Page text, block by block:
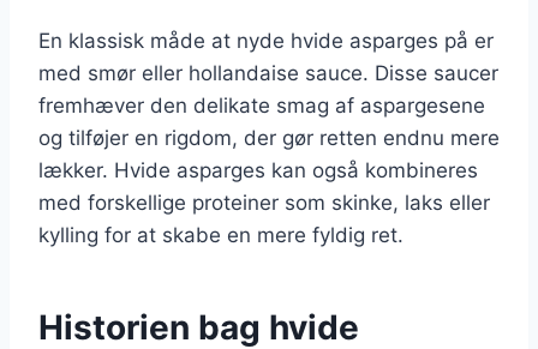
En klassisk måde at nyde hvide asparges på er
med smør eller hollandaise sauce. Disse saucer
fremhæver den delikate smag af aspargesene
og tilføjer en rigdom, der gør retten endnu mere
lækker. Hvide asparges kan også kombineres
med forskellige proteiner som skinke, laks eller
kylling for at skabe en mere fyldig ret.
Historien bag hvide